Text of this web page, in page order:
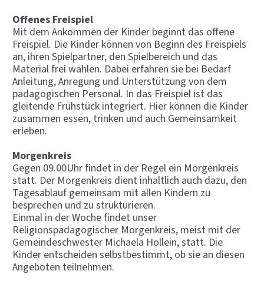
Offenes Freispiel
Mit dem Ankommen der Kinder beginnt das offene
Freispiel. Die Kinder können von Beginn des Freispiels
an, ihren Spielpartner, den Spielbereich und das
Material frei wählen. Dabei erfahren sie bei Bedarf
Anleitung, Anregung und Unterstützung von dem
pädagogischen Personal. In das Freispiel ist das
gleitende Frühstück integriert. Hier können die Kinder
zusammen essen, trinken und auch Gemeinsamkeit
erleben.
Morgenkreis
Gegen 09.00Uhr findet in der Regel ein Morgenkreis
statt. Der Morgenkreis dient inhaltlich auch dazu, den
Tagesablauf gemeinsam mit allen Kindern zu
besprechen und zu strukturieren.
Einmal in der Woche findet unser
Religionspädagogischer Morgenkreis, meist mit der
Gemeindeschwester Michaela Hollein, statt. Die
Kinder entscheiden selbstbestimmt, ob sie an diesen
Angeboten teilnehmen.